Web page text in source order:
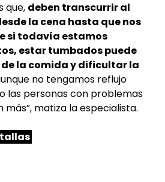
que, deben transcurrir al
la cena hasta que nos
si todavía estamos
estar tumbados puede
la comida y dificultar la
no tengamos reflujo
las personas con problemas
matiza la especialista.